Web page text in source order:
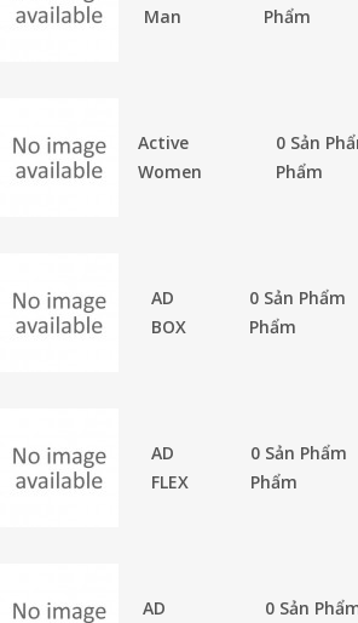
Man
Phẩm
Active
Women
0 Sản
Phẩm
AD
BOX
0 Sản Phẩm
Phẩm
AD
FLEX
0 Sản Phẩm
Phẩm
AD
0 Sản